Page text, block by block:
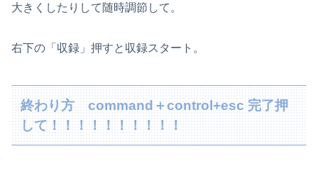
大きくしたりして随時調節して。
右下の「収録」押すと収録スタート。
終わり方 command＋control+esc 完了押
して！！！！！！！！！！